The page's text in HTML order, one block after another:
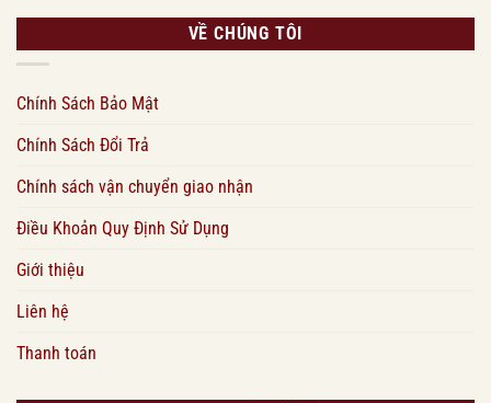
VỀ CHÚNG TÔI
Chính Sách Bảo Mật
Chính Sách Đổi Trả
Chính sách vận chuyển giao nhận
Điều Khoản Quy Định Sử Dụng
Giới thiệu
Liên hệ
Thanh toán